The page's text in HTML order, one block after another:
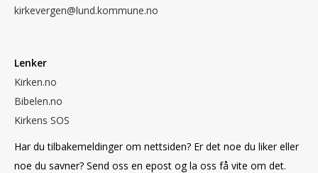
kirkevergen@lund.kommune.no
Lenker
Kirken.no
Bibelen.no
Kirkens SOS
Har du tilbakemeldinger om nettsiden? Er det noe du liker eller
noe du savner? Send oss en epost og la oss få vite om det.